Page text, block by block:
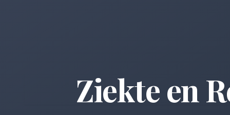
Ziekte en